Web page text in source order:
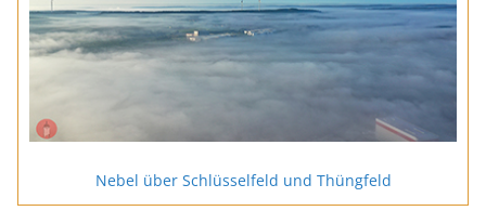
Nebel über Schlüsselfeld und Thüngfeld